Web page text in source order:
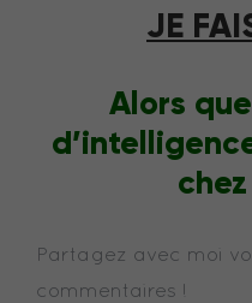
JE
Alors
Partagez avec moi
commentaires !